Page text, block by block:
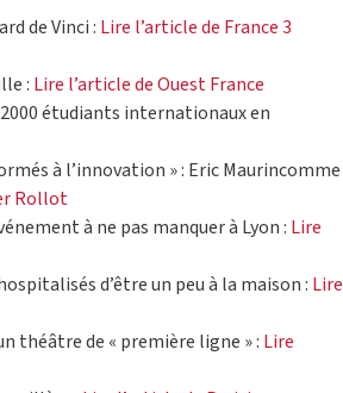
de Vinci : Lire l’article de France 3
: Lire l’article de Ouest France
étudiants internationaux en
à l’innovation » : Eric Maurincomme
Rollot
à ne pas manquer à Lyon : Lire
d’être un peu à la maison : Lire
théâtre de « première ligne » : Lire